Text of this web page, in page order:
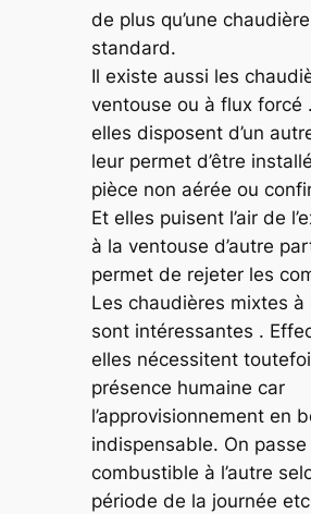
de plus qu’une
standard.
Il existe aussi les
ventouse ou à flux forcé
elles disposent d’un
leur permet d’être
pièce non aérée ou
Et elles puisent l’air de
à la ventouse d’autre
permet de rejeter les
Les chaudières mixtes
sont intéressantes .
elles nécessitent
présence humaine car
l’approvisionnement en
indispensable. On passe
combustible à l’autre
période de la journée